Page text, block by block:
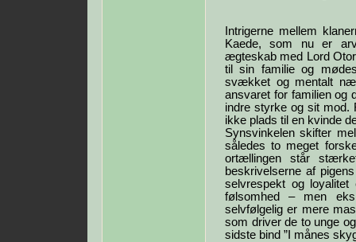
Intrigerne mellem
Kaede, som nu er
ægteskab med Lord
til sin familie og
svækket og mentalt
ansvaret for familien og
indre styrke og sit mod.
ikke plads til en kvinde
Synsvinkelen skifter
således to meget
ortællingen står
beskrivelserne af
selvrespekt og
følsomhed – men
selvfølgelig er mere
som driver de to unge
sidste bind ”I månes